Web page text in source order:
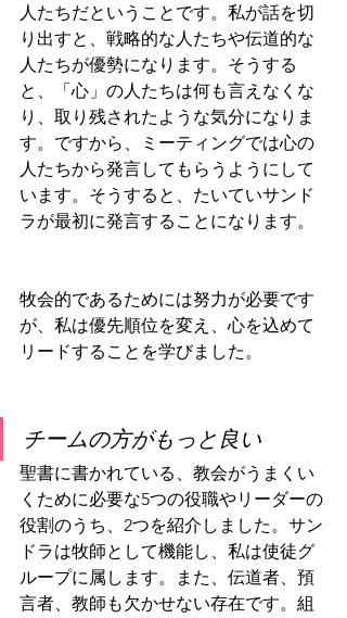
人たちだということです。私が話を切
り出すと、戦略的な人たちや伝道的な
人たちが優勢になります。そうする
と、「心」の人たちは何も言えなくな
り、取り残されたような気分になりま
す。ですから、ミーティングでは心の
人たちから発言してもらうようにして
います。そうすると、たいていサンド
ラが最初に発言することになります。
牧会的であるためには努力が必要です
が、私は優先順位を変え、心を込めて
リードすることを学びました。
チームの方がもっと良い
聖書に書かれている、教会がうまくい
くために必要な5つの役職やリーダーの
役割のうち、2つを紹介しました。サン
ドラは牧師として機能し、私は使徒グ
ループに属します。また、伝道者、預
言者、教師も欠かせない存在です。組